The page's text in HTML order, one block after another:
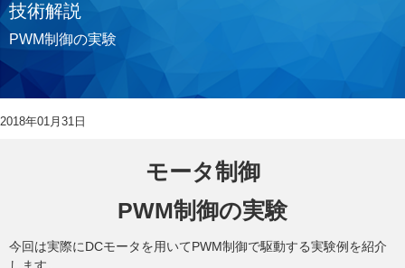
技術解説
PWM制御の実験
2018年01月31日
モータ制御
PWM制御の実験
今回は実際にDCモータを用いてPWM制御で駆動する実験例を紹介